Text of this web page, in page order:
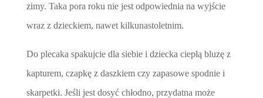
zimy. Taka pora roku nie jest odpowiednia na wyjście
wraz z dzieckiem, nawet kilkunastoletnim.
Do plecaka spakujcie dla siebie i dziecka ciepłą bluzę z
kapturem, czapkę z daszkiem czy zapasowe spodnie i
skarpetki. Jeśli jest dosyć chłodno, przydatna może